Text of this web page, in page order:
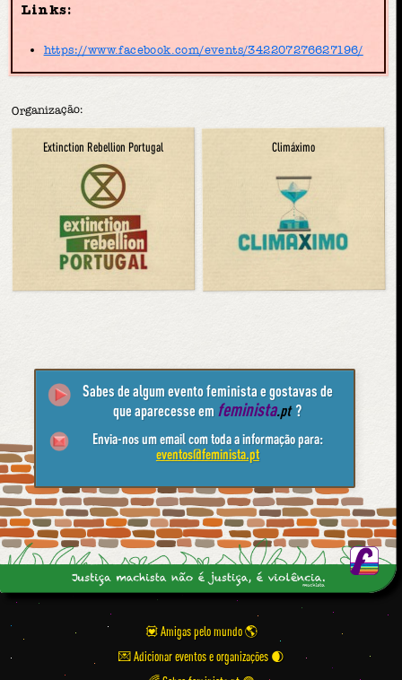
Links:
https://www.facebook.com/events/342207276627196/
Organização:
Extinction Rebellion Portugal Climáximo
Sabes de algum evento feminista e gostavas de
que aparecesse em feminista.pt ?
Envia-nos um email com toda a informação para:
eventos@feminista.pt
💟 Amigas pelo mundo
💌 Adicionar eventos e organizações